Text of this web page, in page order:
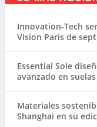
Innovation-Tech
Vision Paris de
Essential Sole
avanzado en
Materiales
Shanghai en su